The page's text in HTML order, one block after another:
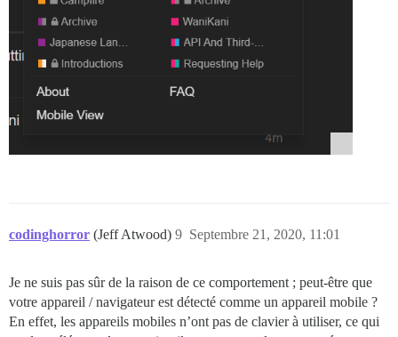
codinghorror (Jeff Atwood) Septembre 21, 2020, 11:01
9
Je ne suis pas sûr de la raison de ce comportement ; peut-être que
votre appareil / navigateur est détecté comme un appareil mobile ?
En effet, les appareils mobiles n’ont pas de clavier à utiliser, ce qui